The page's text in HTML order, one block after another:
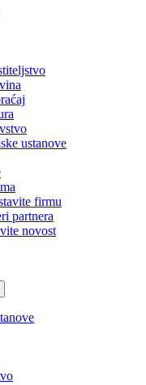
ustanove
firmu
partnera
novost